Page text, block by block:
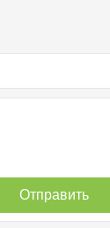
Отправить